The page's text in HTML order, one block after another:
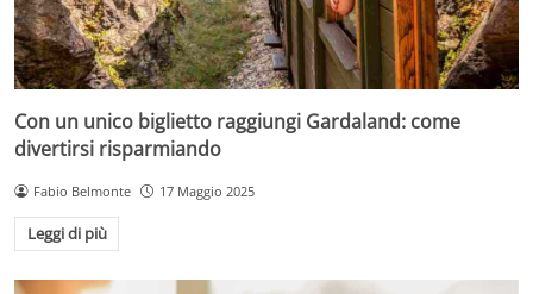
Con un unico biglietto raggiungi Gardaland: come
divertirsi risparmiando
Fabio Belmonte 17 Maggio 2025
Leggi di più